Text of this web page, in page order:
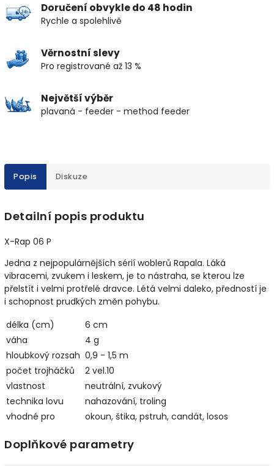
Doručení obvykle do 48 hodin
Rychle a spolehlivě
Věrnostní slevy
Pro registrované až 13 %
Největší výběr
plavaná - feeder - method feeder
Popis Diskuze
Detailní popis produktu
X-Rap 06 P
Jedna z nejpopulárnějších sérií woblerů Rapala. Láká
vibracemi, zvukem i leskem, je to nástraha, se kterou lze
přelstít i velmi protřelé dravce. Létá velmi daleko, předností je
i schopnost prudkých změn pohybu.
délka (cm)
6 cm
váha
4 g
hloubkový rozsah 0,9 - 1,5 m
počet trojháčků
2 vel.10
vlastnost
neutrální, zvukový
technika lovu
nahazování, troling
vhodné pro
okoun, štika, pstruh, candát, losos
Doplňkové parametry